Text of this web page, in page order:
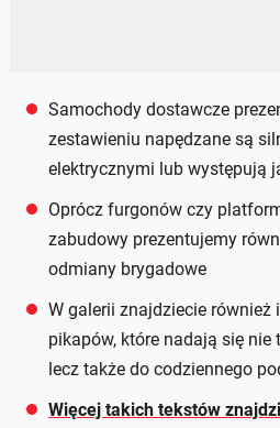
Samochody dostawcze
zestawieniu napędzane są
elektrycznymi lub występują
Oprócz furgonów czy
zabudowy prezentujemy
odmiany brygadowe
W galerii znajdziecie
pikapów, które nadają się nie
lecz także do codziennego
Więcej takich tekstów